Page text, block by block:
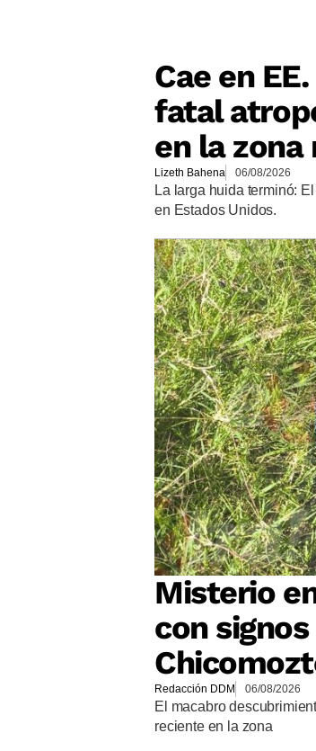
Cae en
fatal
en la
Lizeth Bahena 06/08/2026
La larga huida terminó:
en Estados Unidos.
Misterio
con
Redacción DDM 06/08/2026
El macabro
reciente en la zona